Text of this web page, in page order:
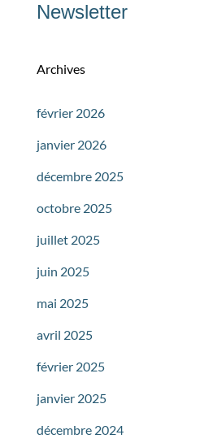
Newsletter
Archives
février 2026
janvier 2026
décembre 2025
octobre 2025
juillet 2025
juin 2025
mai 2025
avril 2025
février 2025
janvier 2025
décembre 2024